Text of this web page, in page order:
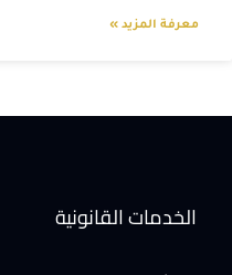
معرفة المزيد »
الخدمات القانونية